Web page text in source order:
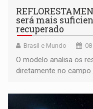
será mais
recuperado
Brasil e Mundo
O modelo analisa os
diretamente no campo